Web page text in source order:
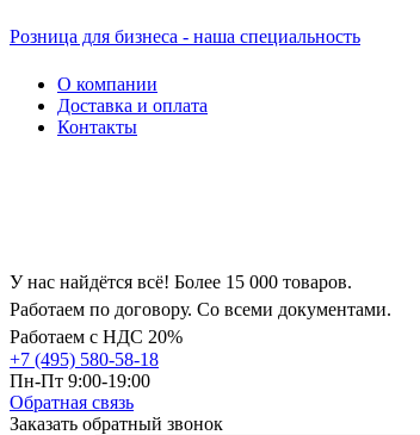
Розница для бизнеса - наша специальность
О компании
Доставка и оплата
Контакты
У нас найдётся всё! Более 15 000 товаров.
Работаем по договору. Со всеми документами.
Работаем с НДС 20%
+7 (495) 580-58-18
Пн-Пт 9:00-19:00
Обратная связь
Заказать обратный звонок